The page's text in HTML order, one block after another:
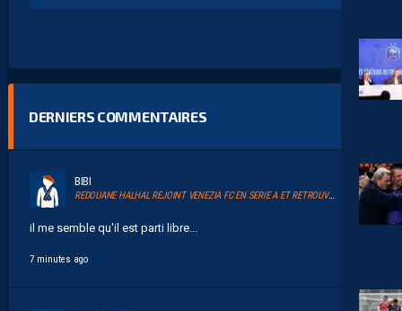
DERNIERS COMMENTAIRES
BIBI
REDOUANE HALHAL REJOINT VENEZIA FC EN SERIE A ET RETROUVERA AKOR ADAMS
il me semble qu'il est parti libre...
7 minutes ago